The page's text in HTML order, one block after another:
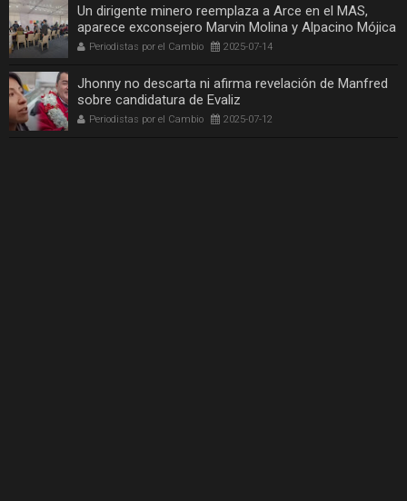
Un dirigente minero reemplaza a Arce en el MAS,
aparece exconsejero Marvin Molina y Alpacino Mójica
Periodistas por el Cambio 2025-07-14
Jhonny no descarta ni afirma revelación de Manfred
sobre candidatura de Evaliz
Periodistas por el Cambio 2025-07-12